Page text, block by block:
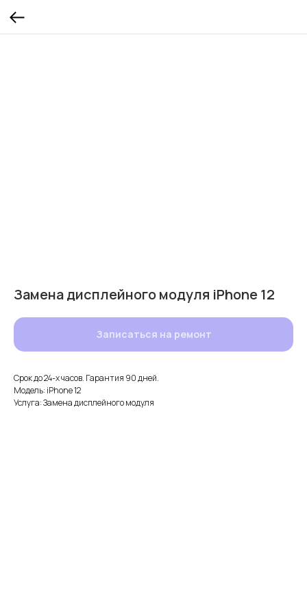
Замена дисплейного модуля iPhone 12
Записаться на ремонт
Срок до 24-х часов. Гарантия 90 дней.
Модель: iPhone 12
Услуга: Замена дисплейного модуля